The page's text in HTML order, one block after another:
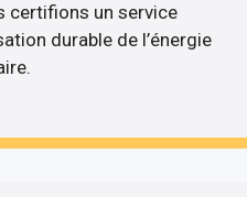
certifions un service
durable de l’énergie